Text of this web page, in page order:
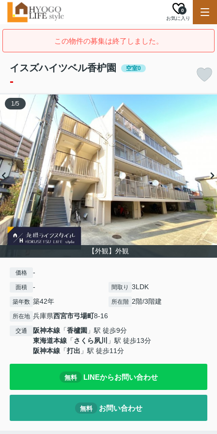
お気に入り
0
この物件の募集は終了しました。
イスズハイツベル香枦園 空室0
-
【外観】外観
1/5
価格 -
面積 - 間取り 3LDK
築年数 築42年 所在階 2階/3階建
所在地 兵庫県西宮市弓場町8-16
交通 阪神本線 「香櫨園 」駅 徒歩9分
東海道本線 「さくら夙川
」駅 徒歩13分
阪神本線 「打出 」駅 徒歩11分
無料 LINEからお問い合わせ
無料 お問い合わせ